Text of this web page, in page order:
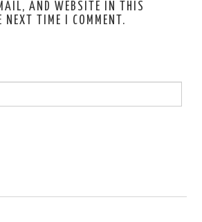
AND WEBSITE IN THIS
NEXT TIME I COMMENT.